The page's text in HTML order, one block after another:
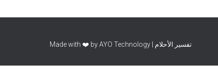
تفسير الأحلام | Made with ❤️ by AYO Technology